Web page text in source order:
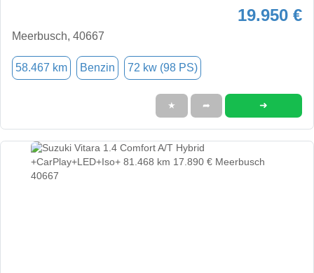
19.950 €
Meerbusch, 40667
58.467 km Benzin 72 kw (98 PS)
★ ➦ ➜